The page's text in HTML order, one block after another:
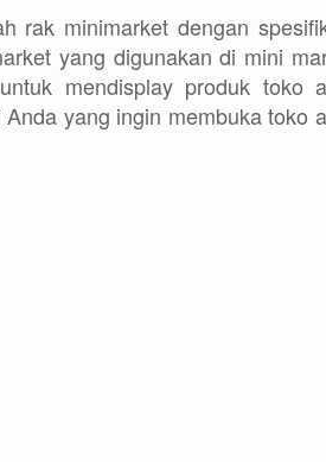
rak minimarket dengan
yang digunakan di mini
mendisplay produk toko
yang ingin membuka toko